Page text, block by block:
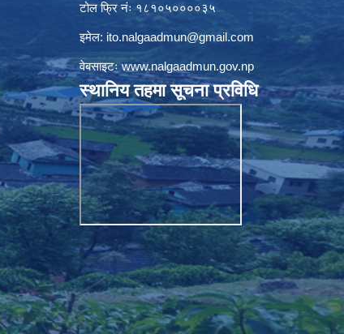
टोल फ्रि नंः १८१०५००००३५
इमेल: ito.nalgaadmun@gmail.com
वेबसाइटःwww.nalgaadmun.gov.np
स्थानिय तहमा सूचना प्रविधि